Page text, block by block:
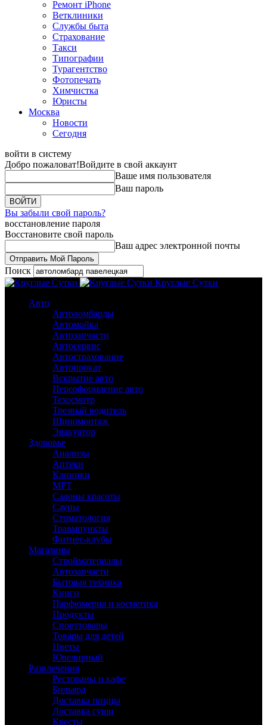
Ремонт iPhone
Ветклиники
Службы быта
Страхование
Такси
Типографии
Турагентство
Фотопечать
Химчистка
Юристы
Москва
Новости
Сегодня
войти в систему
Добро пожаловат!Войдите в свой аккаунт
Ваше имя пользователя
Ваш пароль
Вы забыли свой пароль?
восстановление пароля
Восстановите свой пароль
Ваш адрес электронной почты
Поиск
Круглые Сутки
Авто
Автоломбарды
Автомойка
Автозапчасти
Автосервис
Автострахование
Автопрокат
Вскрытие авто
Переоформление авто
Техосмотр
Трезвый водитель
Шиномонтаж
Эвакуатор
Здоровье
Анализы
Аптеки
Клиники
МРТ
Салоны красоты
Сауны
Стоматология
Травмпункты
Фитнес-клубы
Магазины
Стройматериалы
Автозапчасти
Бытовая техника
Книги
Парфюмерия и косметика
Продукты
Спорттовары
Товары для детей
Цветы
Ювелирный
Развлечения
Рестораны и кафе
Бильярд
Доставка пиццы
Доставка суши
Квесты